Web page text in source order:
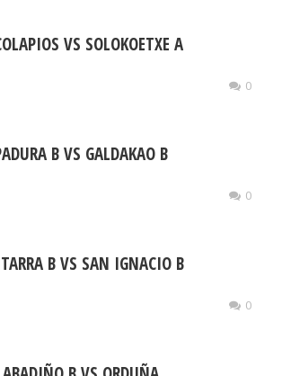
VS SOLOKOETXE A
0
B VS GALDAKAO B
0
B VS SAN IGNACIO B
0